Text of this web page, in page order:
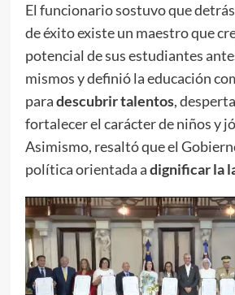
El funcionario sostuvo que
de éxito existe un maestro que
potencial de sus estudiantes
mismos y definió la educación
paradescubrir talentos,
fortalecer el carácter de niños y
Asimismo, resaltó que el
política orientada adignificar la